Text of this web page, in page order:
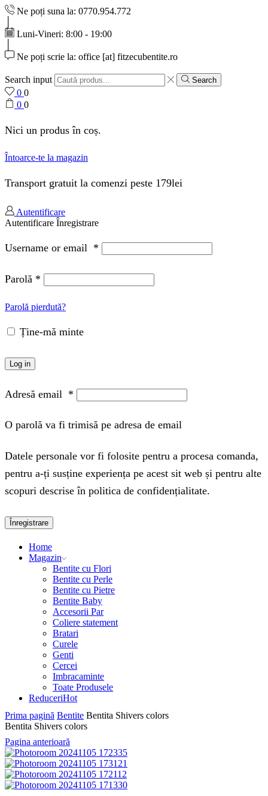
Ne poți suna la: 0770.954.772
Luni-Vineri: 8:00 - 19:00
Ne poți scrie la: office [at] fitzecubentite.ro
Search input Search
0 0
0 0
Nici un produs în coș.
Întoarce-te la magazin
Transport gratuit la comenzi peste 179lei
Autentificare
Autentificare Înregistrare
Username or email *
Parolă *
Parolă pierdută?
Ține-mă minte
Log in
Adresă email *
O parolă va fi trimisă pe adresa de email
Datele personale vor fi folosite pentru a procesa comanda,
pentru a-ți susține experiența pe acest sit web și pentru alte
scopuri descrise în politica de confidențialitate.
Înregistrare
Home
Magazin
Bentite cu Flori
Bentite cu Perle
Bentite cu Pietre
Bentite Baby
Accesorii Par
Coliere statement
Bratari
Curele
Genti
Cercei
Imbracaminte
Toate Produsele
ReduceriHot
Prima pagină Bentite Bentita Shivers colors
Bentita Shivers colors
Pagina anterioară